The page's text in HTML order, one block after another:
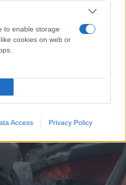
to enable storage
cookies on web or
Access Privacy Policy